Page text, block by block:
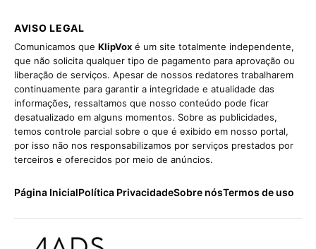
AVISO LEGAL
Comunicamos que KlipVox é um site totalmente independente,
que não solicita qualquer tipo de pagamento para aprovação ou
liberação de serviços. Apesar de nossos redatores trabalharem
continuamente para garantir a integridade e atualidade das
informações, ressaltamos que nosso conteúdo pode ficar
desatualizado em alguns momentos. Sobre as publicidades,
temos controle parcial sobre o que é exibido em nosso portal,
por isso não nos responsabilizamos por serviços prestados por
terceiros e oferecidos por meio de anúncios.
Página InicialPolítica PrivacidadeSobre nósTermos de uso